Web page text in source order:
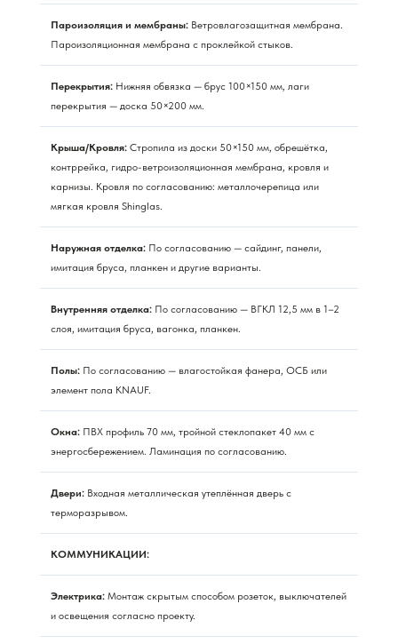
Пароизоляция и мембраны: Ветровлагозащитная мембрана.
Пароизоляционная мембрана с проклейкой стыков.
Перекрытия: Нижняя обвязка — брус 100×150 мм, лаги
перекрытия — доска 50×200 мм.
Крыша/Кровля: Стропила из доски 50×150 мм, обрешётка,
контррейка, гидро-ветроизоляционная мембрана, кровля и
карнизы. Кровля по согласованию: металлочерепица или
мягкая кровля Shinglas.
Наружная отделка: По согласованию — сайдинг, панели,
имитация бруса, планкен и другие варианты.
Внутренняя отделка: По согласованию — ВГКЛ 12,5 мм в 1–2
слоя, имитация бруса, вагонка, планкен.
Полы: По согласованию — влагостойкая фанера, ОСБ или
элемент пола KNAUF.
Окна: ПВХ профиль 70 мм, тройной стеклопакет 40 мм с
энергосбережением. Ламинация по согласованию.
Двери: Входная металлическая утеплённая дверь с
терморазрывом.
КОММУНИКАЦИИ:
Электрика: Монтаж скрытым способом розеток, выключателей
и освещения согласно проекту.